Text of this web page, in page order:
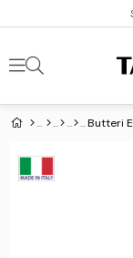
Butteri